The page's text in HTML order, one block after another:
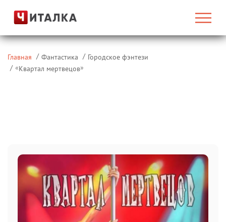
Главная Фантастика
Городское фэнтези
«Квартал мертвецов»